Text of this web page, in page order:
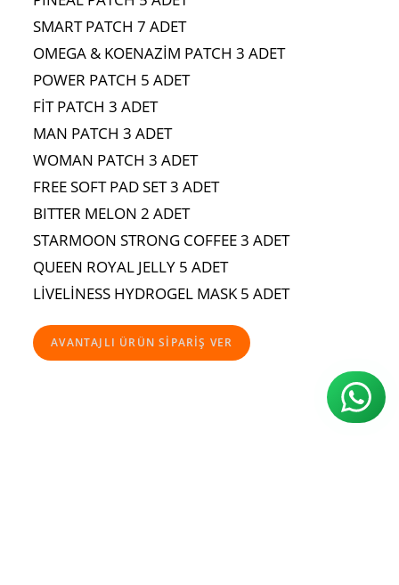
SMART PATCH 7 ADET
OMEGA & KOENAZİM PATCH 3 ADET
POWER PATCH 5 ADET
FİT PATCH 3 ADET
MAN PATCH 3 ADET
WOMAN PATCH 3 ADET
FREE SOFT PAD SET 3 ADET
BITTER MELON 2 ADET
STARMOON STRONG COFFEE 3 ADET
QUEEN ROYAL JELLY 5 ADET
LİVELİNESS HYDROGEL MASK 5 ADET
AVANTAJLI ÜRÜN SİPARİŞ VER